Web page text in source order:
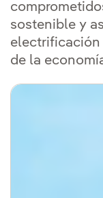
sostenible y
electrificación
de la